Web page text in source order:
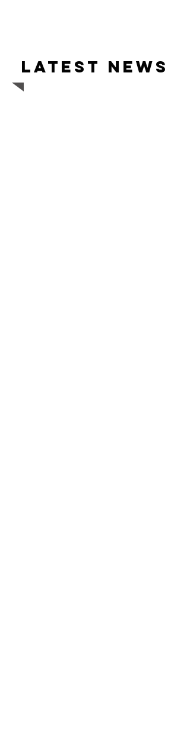
Latest news